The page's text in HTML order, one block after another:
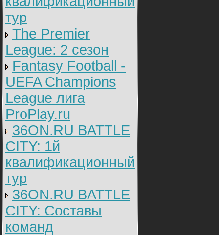
тур
The Premier
League: 2 cезон
Fantasy Football -
UEFA Champions
League лига
ProPlay.ru
36ON.RU BATTLE
CITY: 1й
квалификационный
тур
36ON.RU BATTLE
CITY: Составы
команд